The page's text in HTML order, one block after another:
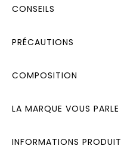
CONSEILS
PRÉCAUTIONS
COMPOSITION
LA MARQUE VOUS PARLE
INFORMATIONS PRODUIT